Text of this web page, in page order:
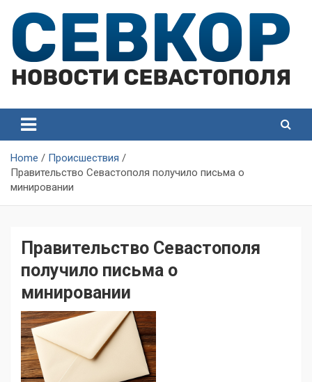
content
Севастополя
Севастополя
Home
Происшествия
Правительство Севастополя получило письма о
минировании
Правительство Севастополя
получило письма о
минировании